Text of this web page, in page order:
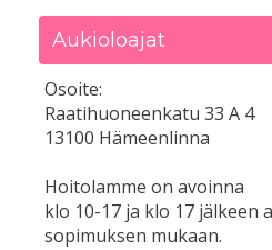
Aukioloajat
Osoite:
Raatihuoneenkatu 33 A 4
13100 Hämeenlinna
Hoitolamme on avoinna
klo 10-17 ja klo 17 jälkeen
sopimuksen mukaan.